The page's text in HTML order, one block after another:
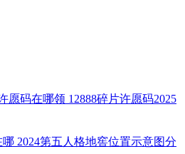
愿码在哪领 12888碎片许愿码2025
2024第五人格地窖位置示意图分